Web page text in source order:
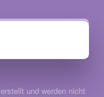
und werden nicht